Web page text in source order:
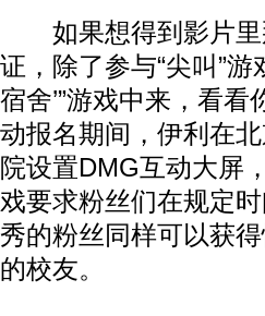
如果想得到影片里
证，除了参与“尖叫”
宿舍’”游戏中来，看
动报名期间，伊利在
院设置DMG互动大屏
戏要求粉丝们在规定
秀的粉丝同样可以获
的校友。